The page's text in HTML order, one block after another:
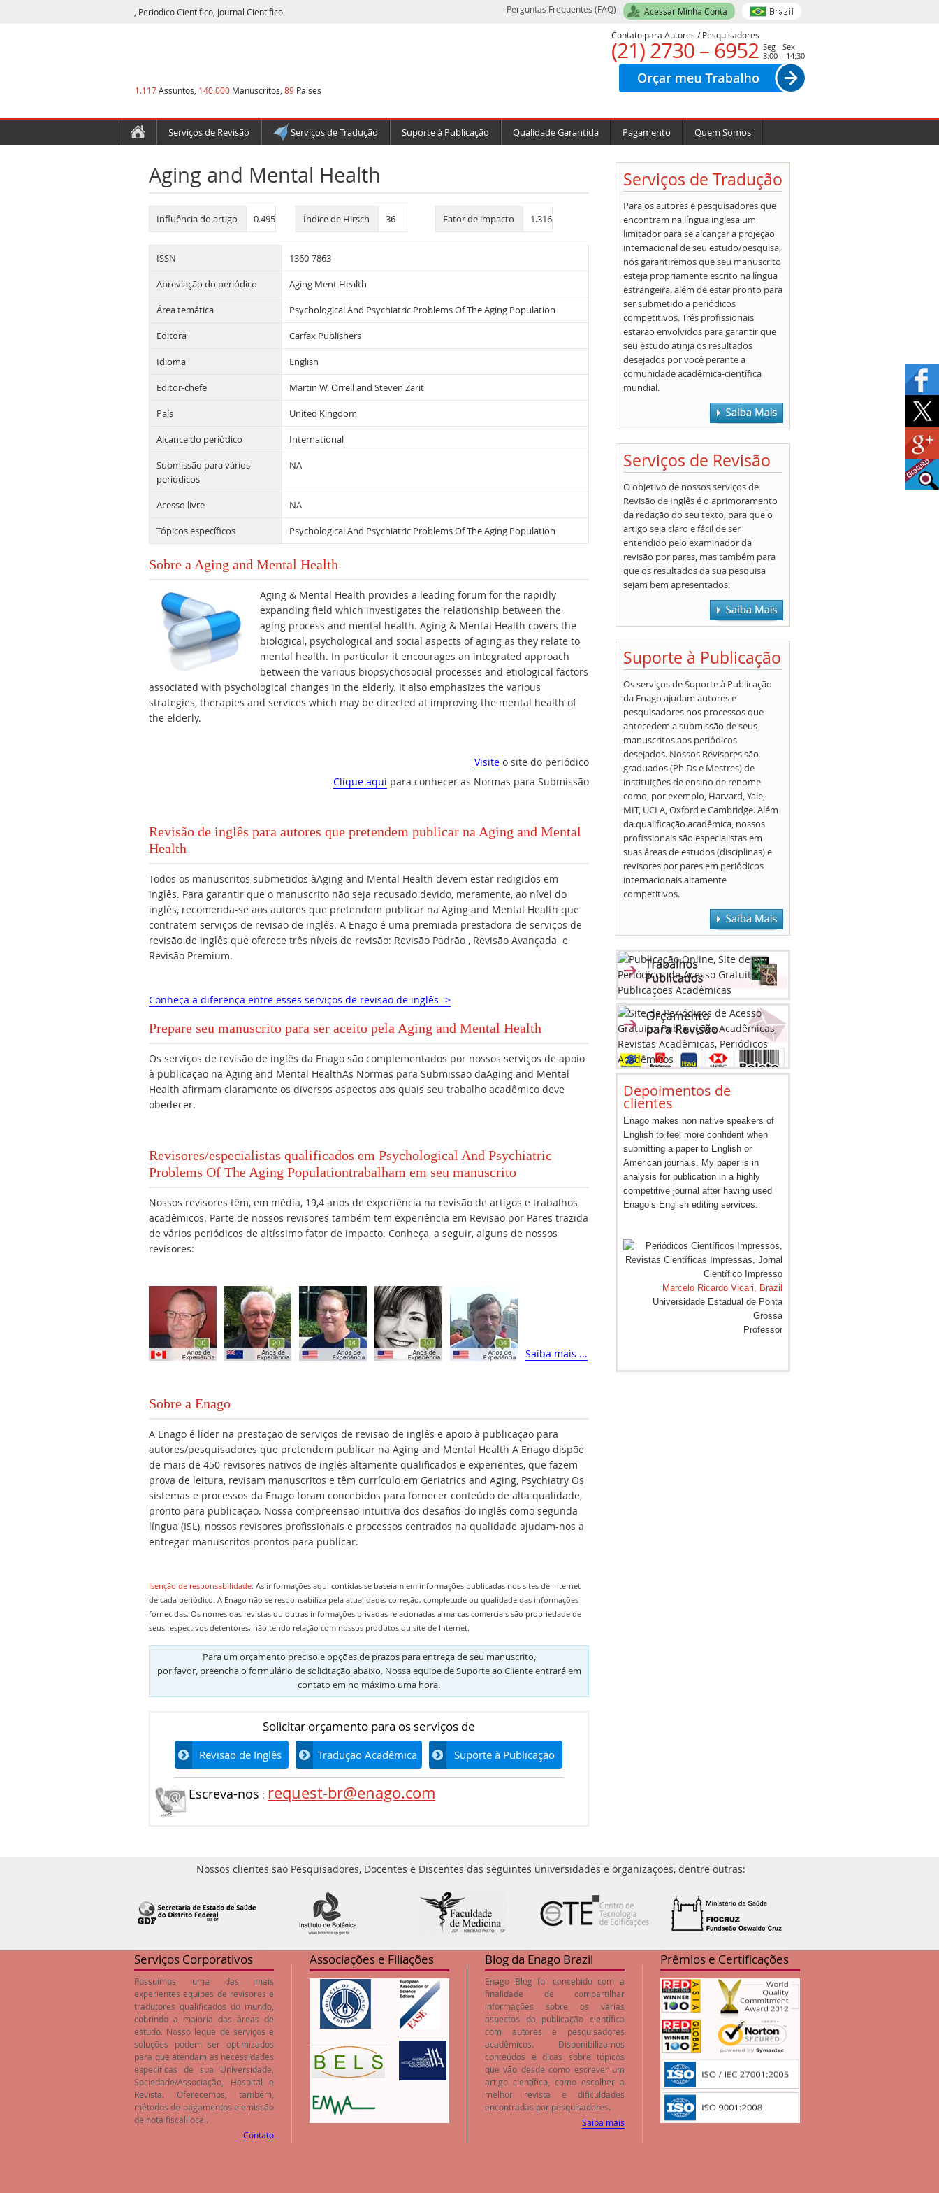
, Periodico Cientifico, Journal Cientifico Perguntas Frequentes (FAQ) Acessar Minha Conta
1.117Assuntos, 140.000 Manuscritos, 89 Países
Contato para Autores / Pesquisadores
(21) 2730 – 6952 Seg - Sex
8:00 – 14:30
Serviços de Revisão Serviços de Tradução Suporte à Publicação Qualidade Garantida Pagamento Quem Somos
Aging and Mental Health
Influência do artigo 0.495 Índice de Hirsch 36 Fator de impacto 1.316
ISSN 1360-7863
Abreviação do periódico Aging Ment Health
Área temática Psychological And Psychiatric Problems Of The Aging Population
Editora Carfax Publishers
Idioma English
Editor-chefe Martin W. Orrell and Steven Zarit
País United Kingdom
Alcance do periódico International
Submissão para vários
periódicos
NA
Acesso livre NA
Tópicos específicos Psychological And Psychiatric Problems Of The Aging Population
Sobre a Aging and Mental Health
Aging & Mental Health provides a leading forum for the rapidly
expanding field which investigates the relationship between the
aging process and mental health. Aging & Mental Health covers the
biological, psychological and social aspects of aging as they relate to
mental health. In particular it encourages an integrated approach
between the various biopsychosocial processes and etiological factors
associated with psychological changes in the elderly. It also emphasizes the various
strategies, therapies and services which may be directed at improving the mental health of
the elderly.
Visite o site do periódico
Clique aqui para conhecer as Normas para Submissão
Revisão de inglês para autores que pretendem publicar na Aging and Mental
Health
Todos os manuscritos submetidos àAging and Mental Health devem estar redigidos em
inglês. Para garantir que o manuscrito não seja recusado devido, meramente, ao nível do
inglês, recomenda-se aos autores que pretendem publicar na Aging and Mental Health que
contratem serviços de revisão de inglês. A Enago é uma premiada prestadora de serviços de
revisão de inglês que oferece três níveis de revisão: Revisão Padrão , Revisão Avançada e
Revisão Premium.
Conheça a diferença entre esses serviços de revisão de inglês ->
Prepare seu manuscrito para ser aceito pela Aging and Mental Health
Os serviços de revisão de inglês da Enago são complementados por nossos serviços de apoio
à publicação na Aging and Mental HealthAs Normas para Submissão daAging and Mental
Health afirmam claramente os diversos aspectos aos quais seu trabalho acadêmico deve
obedecer.
Revisores/especialistas qualificados em Psychological And Psychiatric
Problems Of The Aging Populationtrabalham em seu manuscrito
Nossos revisores têm, em média, 19,4 anos de experiência na revisão de artigos e trabalhos
acadêmicos. Parte de nossos revisores também tem experiência em Revisão por Pares trazida
de vários periódicos de altíssimo fator de impacto. Conheça, a seguir, alguns de nossos
revisores:
Saiba mais ...
Sobre a Enago
A Enago é líder na prestação de serviços de revisão de inglês e apoio à publicação para
autores/pesquisadores que pretendem publicar na Aging and Mental Health A Enago dispõe
de mais de 450 revisores nativos de inglês altamente qualificados e experientes, que fazem
prova de leitura, revisam manuscritos e têm currículo em Geriatrics and Aging, Psychiatry Os
sistemas e processos da Enago foram concebidos para fornecer conteúdo de alta qualidade,
pronto para publicação. Nossa compreensão intuitiva dos desafios do inglês como segunda
língua (ISL), nossos revisores profissionais e processos centrados na qualidade ajudam-nos a
entregar manuscritos prontos para publicar.
Isenção de responsabilidade: As informações aqui contidas se baseiam em informações publicadas nos sites de Internet
de cada periódico. A Enago não se responsabiliza pela atualidade, correção, completude ou qualidade das informações
fornecidas. Os nomes das revistas ou outras informações privadas relacionadas a marcas comerciais são propriedade de
seus respectivos detentores, não tendo relação com nossos produtos ou site de Internet.
Para um orçamento preciso e opções de prazos para entrega de seu manuscrito,
por favor, preencha o formulário de solicitação abaixo. Nossa equipe de Suporte ao Cliente entrará em
contato em no máximo uma hora.
Solicitar orçamento para os serviços de
Revisão de Inglês Tradução Acadêmica Suporte à Publicação
Escreva-nos : request-br@enago.com
Serviços de Tradução
Para os autores e pesquisadores que
encontram na língua inglesa um
limitador para se alcançar a projeção
internacional de seu estudo/pesquisa,
nós garantiremos que seu manuscrito
esteja propriamente escrito na língua
estrangeira, além de estar pronto para
ser submetido a periódicos
competitivos. Três profissionais
estarão envolvidos para garantir que
seu estudo atinja os resultados
desejados por você perante a
comunidade acadêmica-científica
mundial.
Serviços de Revisão
O objetivo de nossos serviços de
Revisão de Inglês é o aprimoramento
da redação do seu texto, para que o
artigo seja claro e fácil de ser
entendido pelo examinador da
revisão por pares, mas também para
que os resultados da sua pesquisa
sejam bem apresentados.
Suporte à Publicação
Os serviços de Suporte à Publicação
da Enago ajudam autores e
pesquisadores nos processos que
antecedem a submissão de seus
manuscritos aos periódicos
desejados. Nossos Revisores são
graduados (Ph.Ds e Mestres) de
instituições de ensino de renome
como, por exemplo, Harvard, Yale,
MIT, UCLA, Oxford e Cambridge. Além
da qualificação acadêmica, nossos
profissionais são especialistas em
suas áreas de estudos (disciplinas) e
revisores por pares em periódicos
internacionais altamente
competitivos.
Depoimentos de
clientes
Enago makes non native speakers of
English to feel more confident when
submitting a paper to English or
American journals. My paper is in
analysis for publication in a highly
competitive journal after having used
Enago’s English editing services.
Marcelo Ricardo Vicari, Brazil
Universidade Estadual de Ponta
Grossa
Professor
Nossos clientes são Pesquisadores, Docentes e Discentes das seguintes universidades e organizações, dentre outras:
Serviços Corporativos
Possuímos uma das mais
experientes equipes de revisores e
tradutores qualificados do mundo,
cobrindo a maioria das áreas de
estudo. Nosso leque de serviços e
soluções podem ser optimizados
para que atendam as necessidades
específicas de sua Universidade,
Sociedade/Associação, Hospital e
Revista. Oferecemos, também,
métodos de pagamentos e emissão
de nota fiscal local.
Contato
Associações e Filiações Blog da Enago Brazil
Enago Blog foi concebido com a
finalidade de compartilhar
informações sobre os várias
aspectos da publicação científica
com autores e pesquisadores
acadêmicos. Disponibilizamos
conteúdos e dicas sobre tópicos
que vão desde como escrever um
artigo científico, como escolher a
melhor revista e dificuldades
encontradas por pesquisadores.
Saiba mais
Prêmios e Certificações